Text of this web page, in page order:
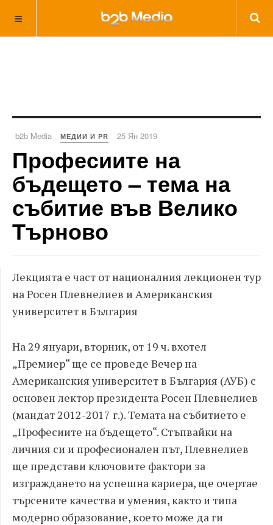
b2b Media МЕДИИ И PR 25 Ян 2019
Професиите на
бъдещето – тема на
събитие във Велико
Търново
Лекцията е част от националния лекционен тур
на Росен Плевнелиев и Американския
университет в България
На 29 януари, вторник, от 19 ч. вхотел
„Премиер“ ще се проведе Вечер на
Американския университет в България (АУБ) с
основен лектор президента Росен Плевнелиев
(мандат 2012-2017 г.). Темата на събитието е
„Професиите на бъдещето“. Стъпвайки на
личния си и професионален път, Плевнелиев
ще представи ключовите фактори за
изграждането на успешна кариера, ще очертае
търсените качества и умения, както и типа
модерно образование, което може да ги